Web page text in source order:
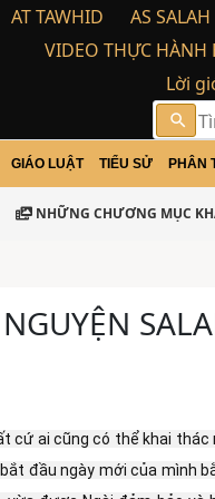
AT TAWHID AS SALAH
VIDEO THỰC HÀNH
Lời
search
GIÁO LUẬT TIỂU SỬ PHÂN
ir Rohim /
NHỮNG CHƯƠNG MỤC
cứ ai cũng có thể khai thác
đầu ngày mới của mình